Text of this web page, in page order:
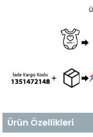
Ürün Özellikleri